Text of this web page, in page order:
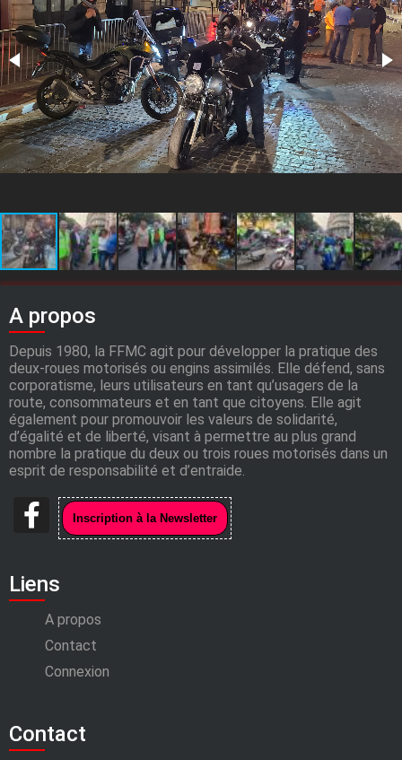
A propos
Depuis 1980, la FFMC agit pour développer la pratique des
deux-roues motorisés ou engins assimilés. Elle défend, sans
corporatisme, leurs utilisateurs en tant qu’usagers de la
route, consommateurs et en tant que citoyens. Elle agit
également pour promouvoir les valeurs de solidarité,
d’égalité et de liberté, visant à permettre au plus grand
nombre la pratique du deux ou trois roues motorisés dans un
esprit de responsabilité et d’entraide.
Liens
A propos
Contact
Connexion
Contact